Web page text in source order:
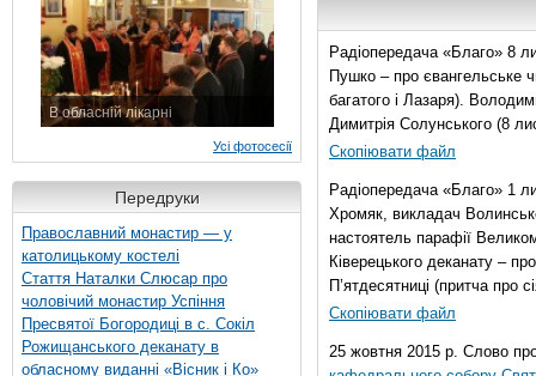
В обласній лікарні
Усі фотосесії
Передруки
Православний монастир — у
католицькому костелі
Стаття Наталки Слюсар про
чоловічий монастир Успіння
Пресвятої Богородиці в с. Сокіл
Рожищанського деканату в
обласному виданні «Вісник і Ко»
Радіопередача «Благо» 8
Пушко – про євангельське
багатого і Лазаря).
Димитрія Солунського (8
Скопіювати файл
Радіопередача «Благо» 1
Хромяк, викладач
настоятель парафії
Ківерецького деканату –
П’ятдесятниці (притча про
Скопіювати файл
25 жовтня 2015 р. Слово